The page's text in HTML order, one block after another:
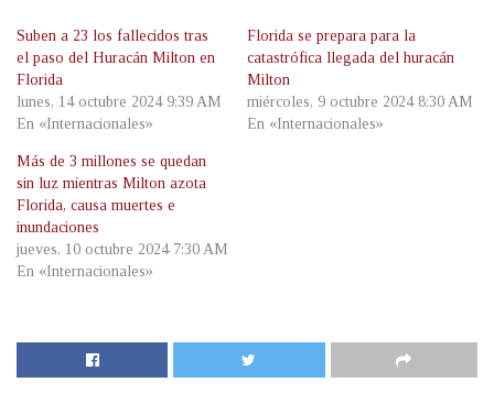
Suben a 23 los fallecidos tras
el paso del Huracán Milton en
Florida
lunes, 14 octubre 2024 9:39 AM
En «Internacionales»
Florida se prepara para la
catastrófica llegada del huracán
Milton
miércoles, 9 octubre 2024 8:30 AM
En «Internacionales»
Más de 3 millones se quedan
sin luz mientras Milton azota
Florida, causa muertes e
inundaciones
jueves, 10 octubre 2024 7:30 AM
En «Internacionales»